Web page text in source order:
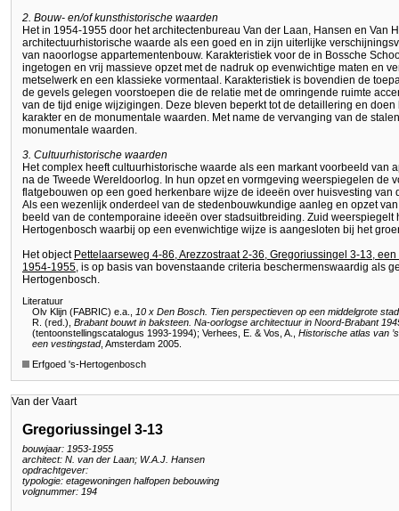
2. Bouw- en/of kunsthistorische waarden
Het in 1954-1955 door het architectenbureau Van der Laan, Hansen en Van
architectuurhistorische waarde als een goed en in zijn uiterlijke
van naoorlogse appartementenbouw. Karakteristiek voor de in Bossche
ingetogen en vrij massieve opzet met de nadruk op evenwichtige maten en
metselwerk en een klassieke vormentaal. Karakteristiek is bovendien de
de gevels gelegen voorstoepen die de relatie met de omringende ruimte
van de tijd enige wijzigingen. Deze bleven beperkt tot de detaillering en
karakter en de monumentale waarden. Met name de vervanging van de
monumentale waarden.
3. Cultuurhistorische waarden
Het complex heeft cultuurhistorische waarde als een markant voorbeeld van
na de Tweede Wereldoorlog. In hun opzet en vormgeving weerspiegelen de
flatgebouwen op een goed herkenbare wijze de ideeën over huisvesting
Als een wezenlijk onderdeel van de stedenbouwkundige aanleg en opzet
beeld van de contemporaine ideeën over stadsuitbreiding. Zuid weerspiegelt
Hertogenbosch waarbij op een evenwichtige wijze is aangesloten bij het
Het object Pettelaarseweg 4-86, Arezzostraat 2-36, Gregoriussingel 3-13,
1954-1955, is op basis van bovenstaande criteria beschermenswaardig als
Hertogenbosch.
Literatuur
Olv Klijn (FABRIC) e.a., 10 x Den Bosch. Tien perspectieven op een middelgrote stad
R. (red.), Brabant bouwt in baksteen. Na-oorlogse architectuur in Noord-Brabant
(tentoonstellingscatalogus 1993-1994); Verhees, E. & Vos, A., Historische atlas van
een vestingstad, Amsterdam 2005.
Erfgoed 's-Hertogenbosch
Van der Vaart
Gregoriussingel 3-13
bouwjaar: 1953-1955
architect: N. van der Laan; W.A.J. Hansen
opdrachtgever:
typologie: etagewoningen halfopen bebouwing
volgnummer: 194